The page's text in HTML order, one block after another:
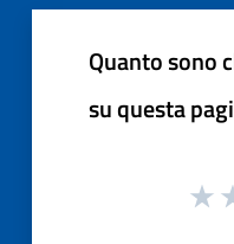
Quanto sono
su questa